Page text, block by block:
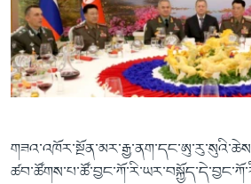
འཚོལ་
ཞིབ་
ལ་
བསྐྱོད།
དྲ་བརྙན་གསར་འགྱུར།
ཁ་བའི་མི་སྣ།
བུད་མེད་ལེ་ཚན།
ཆབ་སྲིད་བཙོན་པ་ངོ་སྤྲོད།
བགྲོ་གླེང་མདུན་ལྕོག
བསྐྱར་ཞིབ།
པོ་ཊི་ཁ་སི།
ཕ་ཡུལ་གླེང་སྟེགས།
ཆོས་རིག་ལེ་ཚན།
Learning English
རྗེས་འབྲངས།